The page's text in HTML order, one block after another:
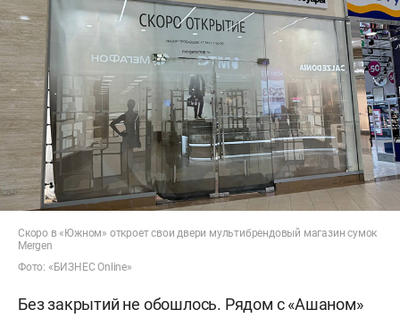
Скоро в «Южном» откроет свои двери мультибрендовый магазин сумок
Mergen
Фото: «БИЗНЕС Online»
Без закрытий не обошлось. Рядом с «Ашаном»